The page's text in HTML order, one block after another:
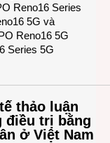
Reno16 Series
5G và
Reno16 5G
Series 5G
thảo luận
điều trị bằng
ở Việt Nam